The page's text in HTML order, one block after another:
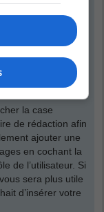
mon message ?
vous devez
de contrôle de
la case
de rédaction afin
ajouter une
en cochant la
de l’utilisateur. Si
sera plus utile
d’insérer votre